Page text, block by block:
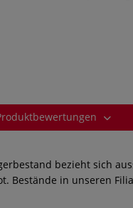
bezieht sich
Bestände in unseren